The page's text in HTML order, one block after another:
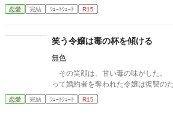
も攻略対象も悪役令嬢も揃っている。 そしてゲームは終盤へ。 最
後のイベントといえば断罪。 悪役令嬢が断罪されてハッピーエン
もしていないのに断罪されてしまう。 ゲームとしてなら多少無理
のある設定でも楽しめたけど現実でもこう
恋愛 完結 ｼｮｰﾄｼｮｰﾄ R15
笑う令嬢は毒の杯を傾ける
無色
その笑顔は、甘い毒の味がした。 父親に虐げられ、義妹によ
って婚約者を奪われた令嬢は復讐の
恋愛 完結 ｼｮｰﾄｼｮｰﾄ R15